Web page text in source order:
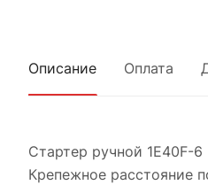
Описание Оплата
Стартер ручной 1E40F-
Крепежное расстояние